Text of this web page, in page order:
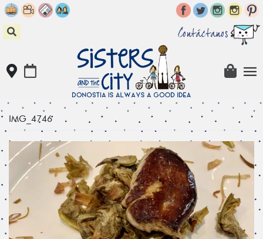
Skip
to
content
Contáctanos
IMG_4746